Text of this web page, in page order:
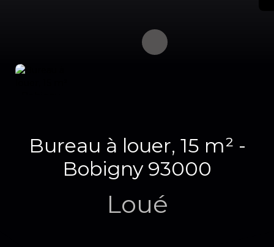
Bureau à louer, 15 m² -
Bobigny 93000
Loué